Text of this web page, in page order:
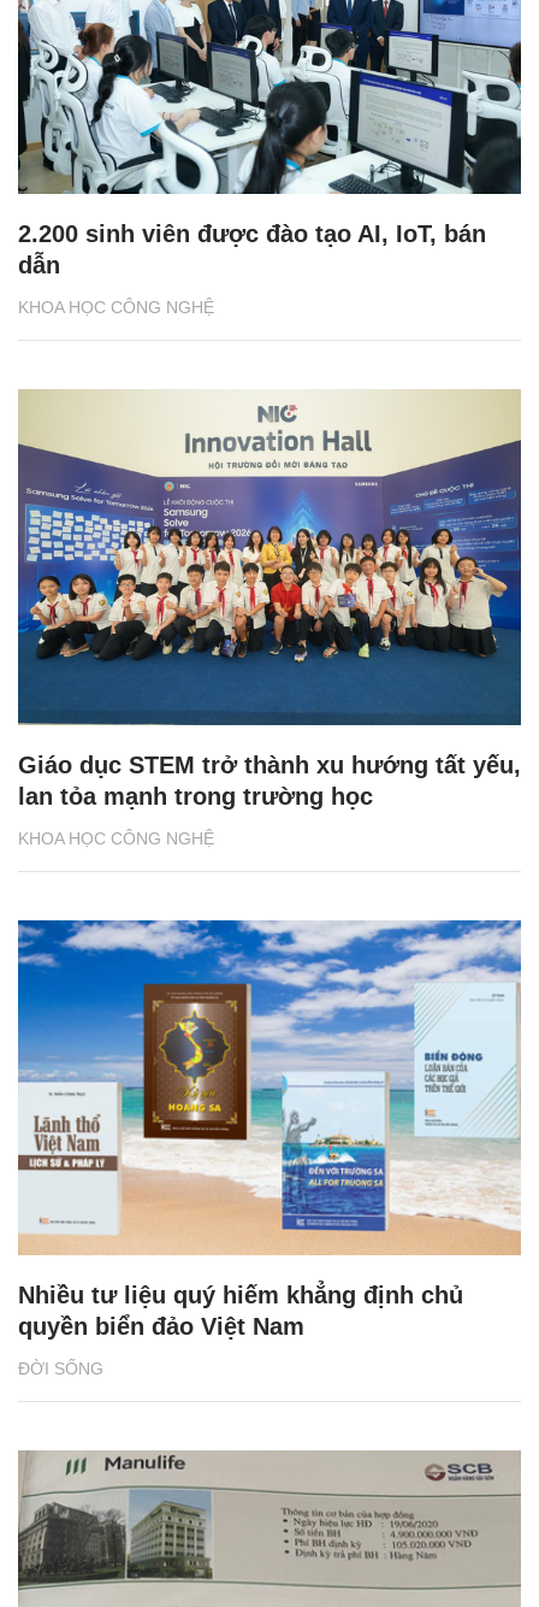
KHOA HỌC CÔNG NGHỆ
2.200 sinh viên được đào tạo AI, IoT, bán
dẫn
KHOA HỌC CÔNG NGHỆ
Giáo dục STEM trở thành xu hướng tất yếu,
lan tỏa mạnh trong trường học
ĐỜI SỐNG
Nhiều tư liệu quý hiếm khẳng định chủ
quyền biển đảo Việt Nam